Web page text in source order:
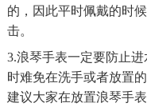
的，因此平时佩戴的时
击。
3.浪琴手表一定要防止
时难免在洗手或者放置
建议大家在放置浪琴手